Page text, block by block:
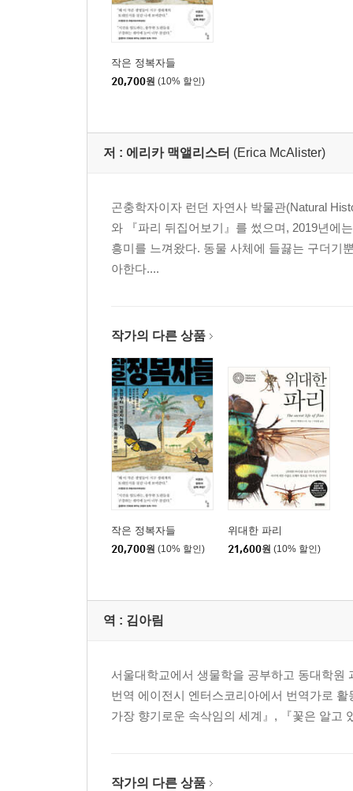
작은 정복자들
20,700원 (10% 할인)
저 : 에리카 맥앨리스터 (Erica McAlister)
곤충학자이자 런던 자연사 박물관(Natural
와 『파리 뒤집어보기』를 썼으며, 2019년에
흥미를 느껴왔다. 동물 사체에 들끓는 구더기
아한다....
작가의 다른 상품
작은 정복자들
20,700원 (10% 할인)
위대한 파리
21,600원 (10% 할인)
역 : 김아림
서울대학교에서 생물학을 공부하고 동대학
번역 에이전시 엔터스코리아에서 번역가로
가장 향기로운 속삭임의 세계』, 『꽃은 알고
작가의 다른 상품